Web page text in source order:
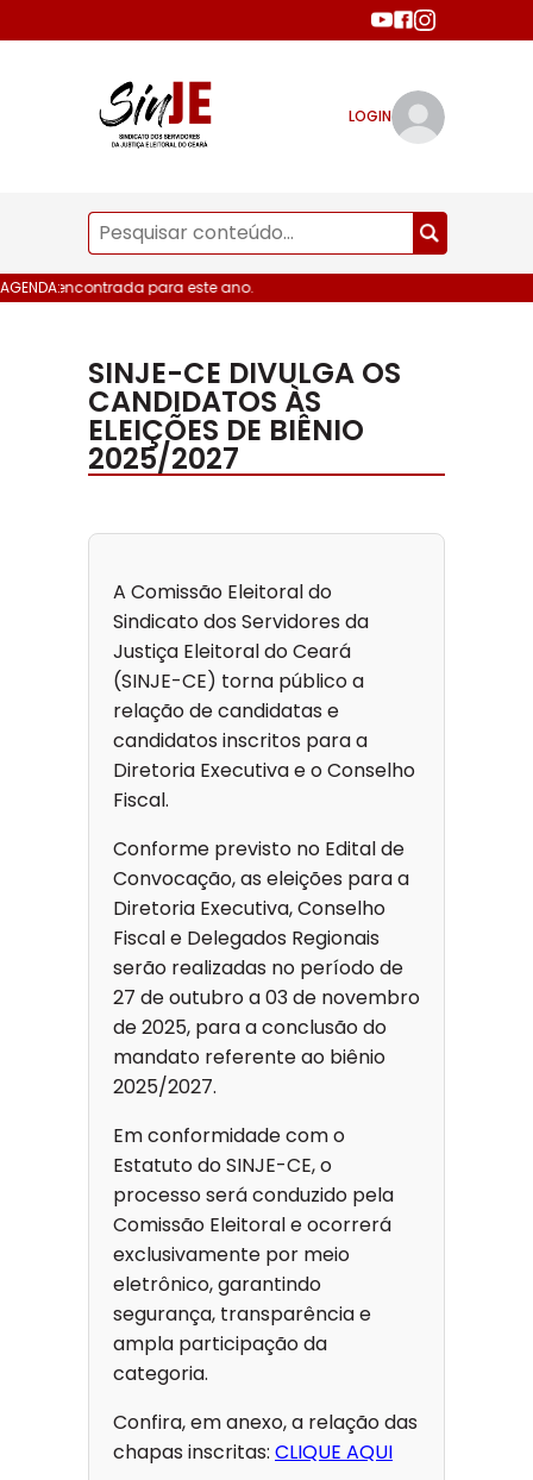
LOGIN
AGENDA:
data encontrada para este ano.
SINJE-CE DIVULGA OS
CANDIDATOS ÀS
ELEIÇÕES DE BIÊNIO
2025/2027
A Comissão Eleitoral do
Sindicato dos Servidores da
Justiça Eleitoral do Ceará
(SINJE-CE) torna público a
relação de candidatas e
candidatos inscritos para a
Diretoria Executiva e o Conselho
Fiscal.
Conforme previsto no Edital de
Convocação, as eleições para a
Diretoria Executiva, Conselho
Fiscal e Delegados Regionais
serão realizadas no período de
27 de outubro a 03 de novembro
de 2025, para a conclusão do
mandato referente ao biênio
2025/2027.
Em conformidade com o
Estatuto do SINJE-CE, o
processo será conduzido pela
Comissão Eleitoral e ocorrerá
exclusivamente por meio
eletrônico, garantindo
segurança, transparência e
ampla participação da
categoria.
Confira, em anexo, a relação das
chapas inscritas: CLIQUE AQUI